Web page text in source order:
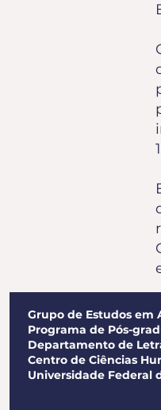
Grupo de Estudos em
Programa de Pós-
Departamento de
Centro de Ciências
Universidade Federal